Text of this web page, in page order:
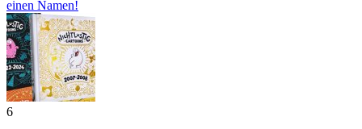
einen Namen!
6